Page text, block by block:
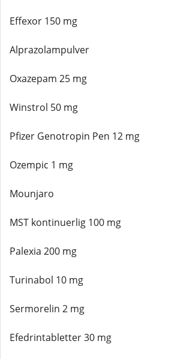
Effexor 150 mg
Alprazolampulver
Oxazepam 25 mg
Winstrol 50 mg
Pfizer Genotropin Pen 12 mg
Ozempic 1 mg
Mounjaro
MST kontinuerlig 100 mg
Palexia 200 mg
Turinabol 10 mg
Sermorelin 2 mg
Efedrintabletter 30 mg